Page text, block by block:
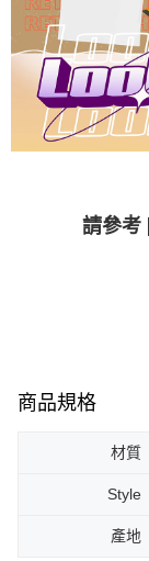
請參考
商品規格
材質
Style
產地